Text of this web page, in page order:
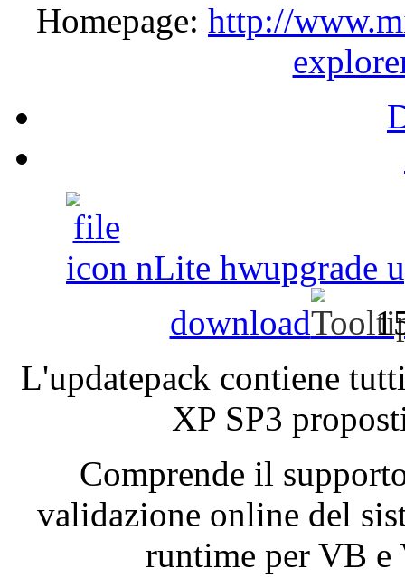
Homepage: http://
nLite hwupgrade
download
L'updatepack contiene
XP SP3
Comprende il
validazione online del
runtime per VB